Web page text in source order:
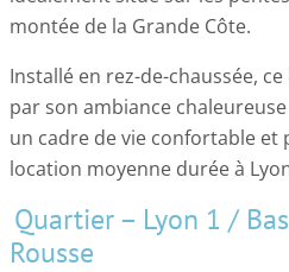
montée de la Grande Côte.
Installé en rez-de-chaussée,
par son ambiance
un cadre de vie confortable
location moyenne durée à
Quartier – Lyon 1 /
Rousse